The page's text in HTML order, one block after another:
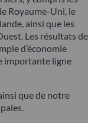
Royaume-Uni, le
ainsi que les
Les résultats de
d’économie
importante ligne
que de notre